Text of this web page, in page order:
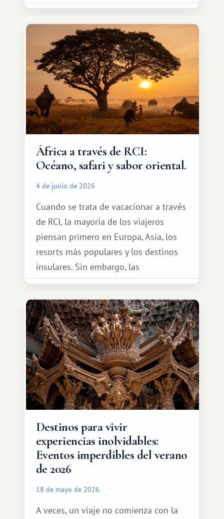
espacio para dos y ganas de hacer algo
especial por tu pareja. No tiene por
qué ser algo grandioso, pero sí algo
cálido y memorable.
África a través de RCI:
Océano, safari y sabor oriental.
4 de junio de 2026
Cuando se trata de vacacionar a través
de RCI, la mayoría de los viajeros
piensan primero en Europa, Asia, los
resorts más populares y los destinos
insulares. Sin embargo, las
oportunidades que ofrece el sistema
de intercambio son mucho más
amplias. Entre ellas se encuentra
África, un continente que ofrece una
experiencia de viaje completamente
diferente.
Destinos para vivir
experiencias inolvidables:
Eventos imperdibles del verano
de 2026
18 de mayo de 2026
A veces, un viaje no comienza con la